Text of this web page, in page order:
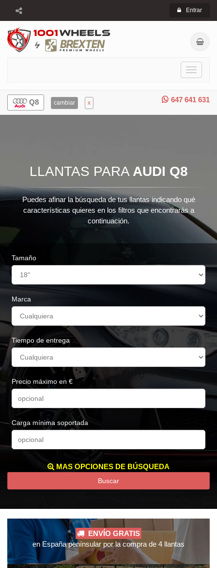
Entrar
Toggle
647 641 631
Q8 cambiar x
LLANTAS PARA AUDI Q8
Puedes afinar la búsqueda de tus llantas indicando qué
características quieres en los filtros que encontrarás a
continuación.
Tamaño
Marca
Tiempo de entrega
Precio máximo en €
Carga mínima soportada
MAS OPCIONES DE BÚSQUEDA
Buscar
ENVÍO GRATIS
en España penínsular por la compra de 4 llantas